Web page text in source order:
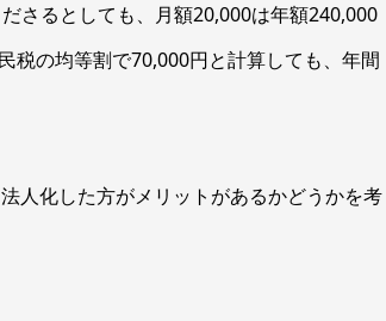
さるとしても、月額20,000は年額240,000
税の均等割で70,000円と計算しても、年間
人化した方がメリットがあるかどうかを考